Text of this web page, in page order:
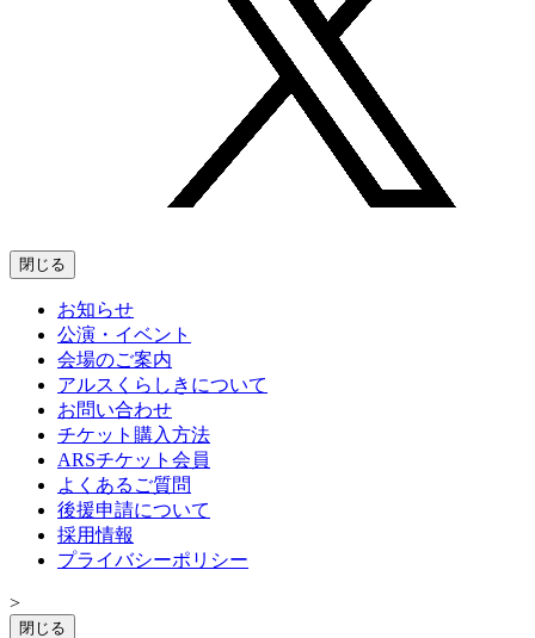
閉じる
お知らせ
公演・イベント
会場のご案内
アルスくらしきについて
お問い合わせ
チケット購入方法
ARSチケット会員
よくあるご質問
後援申請について
採用情報
プライバシーポリシー
>
閉じる